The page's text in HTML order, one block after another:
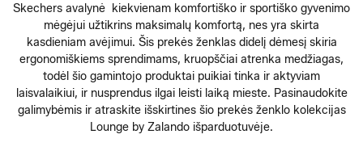
Skechers avalynė kiekvienam komfortiško ir sportiško gyvenimo
mėgėjui užtikrins maksimalų komfortą, nes yra skirta
kasdieniam avėjimui. Šis prekės ženklas didelį dėmesį skiria
ergonomiškiems sprendimams, kruopščiai atrenka medžiagas,
todėl šio gamintojo produktai puikiai tinka ir aktyviam
laisvalaikiui, ir nusprendus ilgai leisti laiką mieste. Pasinaudokite
galimybėmis ir atraskite išskirtines šio prekės ženklo kolekcijas
Lounge by Zalando išparduotuvėje.